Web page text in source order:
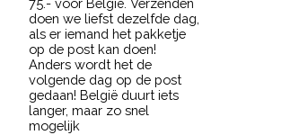
75.- voor België. Verzenden
doen we liefst dezelfde dag,
als er iemand het pakketje
op de post kan doen!
Anders wordt het de
volgende dag op de post
gedaan! België duurt iets
langer, maar zo snel
mogelijk